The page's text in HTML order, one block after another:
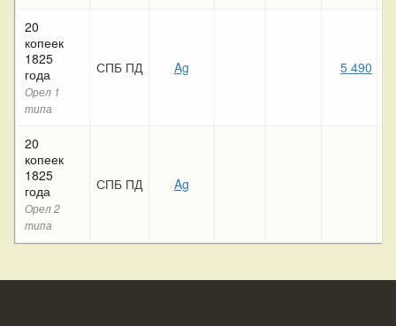
20
копеек
1825
года
Орел 1
типа
СПБ ПД Ag 5 490
20
копеек
1825
года
Орел 2
типа
СПБ ПД Ag